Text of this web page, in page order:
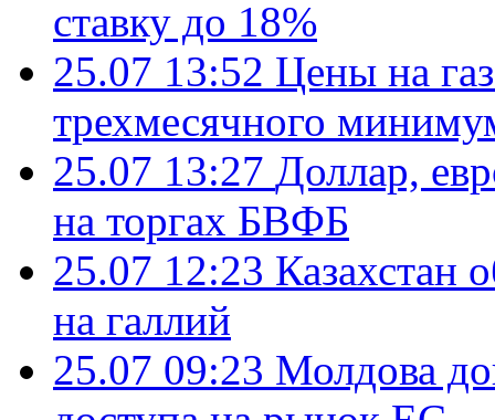
ставку до 18%
25.07 13:52 Цены на
трехмесячного
25.07 13:27 Доллар,
на торгах БВФБ
25.07 12:23 Казахстан
на галлий
25.07 09:23 Молдова